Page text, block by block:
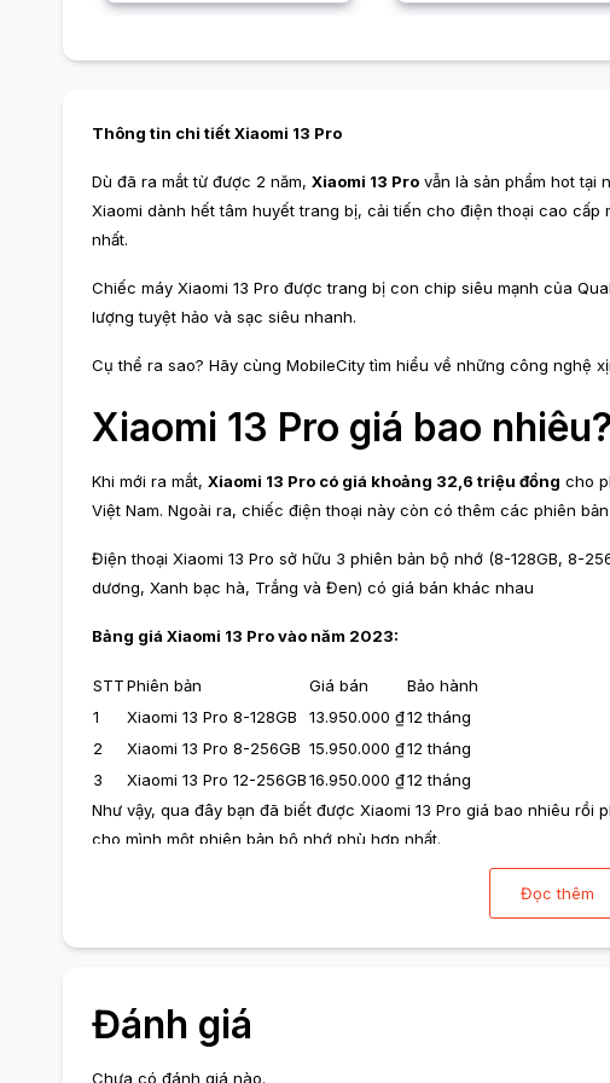
Thông tin chi tiết Xiaomi 13 Pro
Dù đã ra mắt từ được 2 năm, Xiaomi 13 Pro vẫn là sản phẩm hot tại
Xiaomi dành hết tâm huyết trang bị, cải tiến cho điện thoại cao
nhất.
Chiếc máy Xiaomi 13 Pro được trang bị con chip siêu mạnh của
lượng tuyệt hảo và sạc siêu nhanh.
Cụ thể ra sao? Hãy cùng MobileCity tìm hiểu về những công nghệ
Xiaomi 13 Pro giá bao nhiêu?
Khi mới ra mắt, Xiaomi 13 Pro có giá khoảng 32,6 triệu đồng cho
Việt Nam. Ngoài ra, chiếc điện thoại này còn có thêm các phiên
Điện thoại Xiaomi 13 Pro sở hữu 3 phiên bản bộ nhớ (8-128GB, 8-
dương, Xanh bạc hà, Trắng và Đen) có giá bán khác nhau
Bảng giá Xiaomi 13 Pro vào năm 2023:
STTPhiên bản Giá bán
Bảo hành
1
Xiaomi 13 Pro 8-128GB 13.950.000 ₫12 tháng
2
Xiaomi 13 Pro 8-256GB 15.950.000 ₫12 tháng
3
Xiaomi 13 Pro 12-256GB16.950.000 ₫12 tháng
Như vậy, qua đây bạn đã biết được Xiaomi 13 Pro giá bao nhiêu
cho mình một phiên bản bộ nhớ phù hợp nhất.
Điện thoại dùng chip
Xiaomi 13 Pro được trình làng đầu tiên tại quê nhà Trung Quốc
26/2/2023.
Đọc thêm
Đánh giá
Chưa có đánh giá nào.